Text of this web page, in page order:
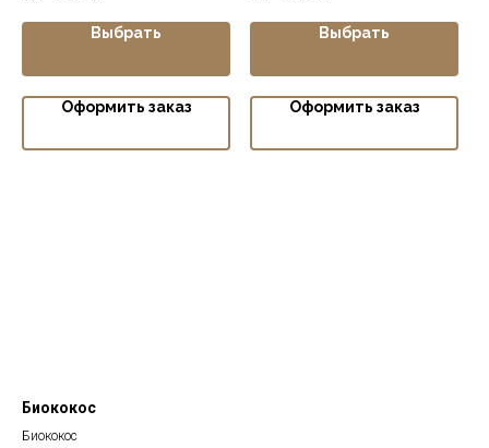
Выбрать
Оформить заказ
Выбрать
Оформить заказ
Биококос
Биококос
тонны, 40м3